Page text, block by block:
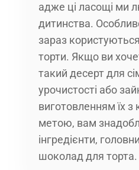
адже ці ласощі ми
дитинства.
зараз
торти. Якщо ви
такий десерт для
урочистості або
виготовленням їх
метою, вам
інгредієнти,
шоколад для торта.